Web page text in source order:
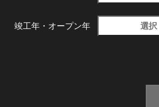
竣工年・ オープン年 選択